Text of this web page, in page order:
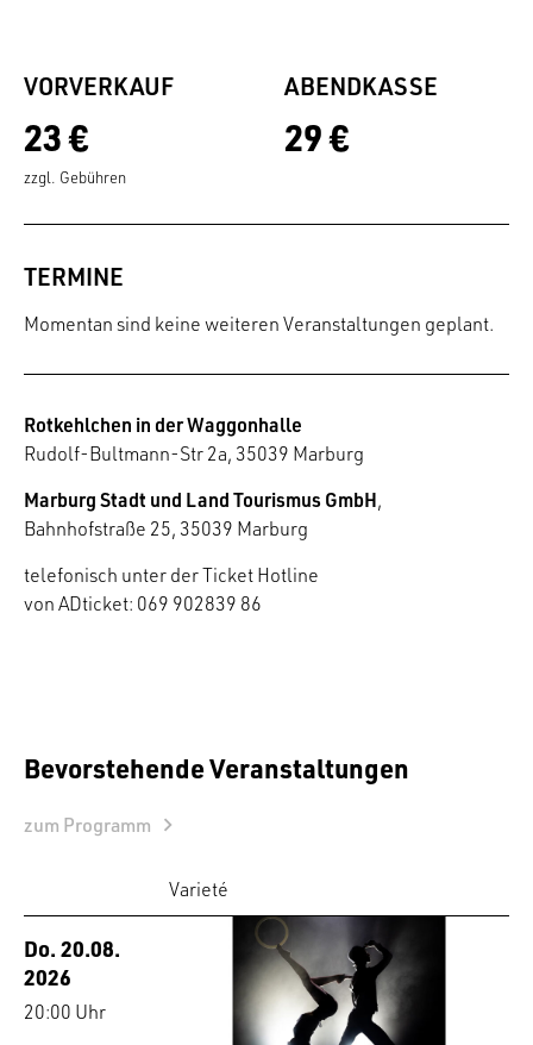
VORVERKAUF
23 €
zzgl. Gebühren
ABENDKASSE
29 €
TERMINE
Momentan sind keine weiteren Veranstaltungen geplant.
Rotkehlchen in der Waggonhalle
Rudolf-Bultmann-Str 2a, 35039 Marburg
Marburg Stadt und Land Tourismus GmbH,
Bahnhofstraße 25, 35039 Marburg
telefonisch unter der Ticket Hotline
von ADticket: 069 902839 86
Bevorstehende Veranstaltungen
zum Programm
Varieté
Do. 20.08.
2026
20:00 Uhr